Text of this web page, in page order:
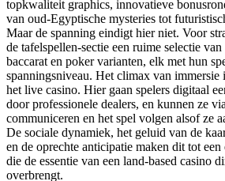
topkwaliteit graphics, innovatieve
van oud-Egyptische mysteries tot
Maar de spanning eindigt hier niet. Voor
de tafelspellen-sectie een ruime selectie
baccarat en poker varianten, elk met hun
spanningsniveau. Het climax van immersie
het live casino. Hier gaan spelers digitaal
door professionele dealers, en kunnen ze
communiceren en het spel volgen alsof ze
De sociale dynamiek, het geluid van de
en de oprechte anticipatie maken dit tot
die de essentie van een land-based casino
overbrengt.